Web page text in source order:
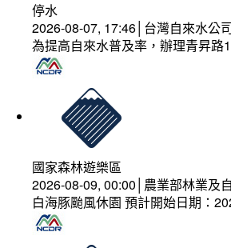
停水
2026-08-07, 17:46│台灣自來水公
為提高自來水普及率，辦理青昇路
國家森林遊樂區
2026-08-09, 00:00│農業部林業及
白海豚颱風休園 預計開始日期：